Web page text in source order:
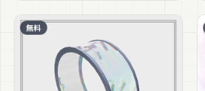
無料